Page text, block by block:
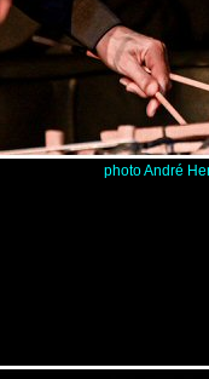
photo André